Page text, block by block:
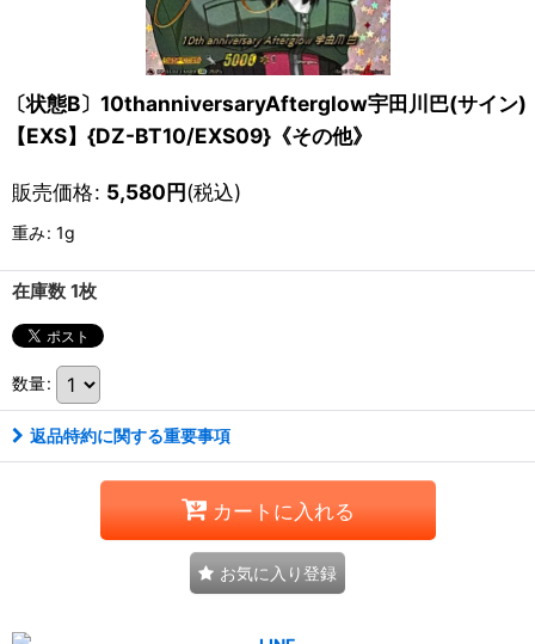
〔状態B〕10thanniversaryAfterglow宇田川巴(サイン)
【EXS】{DZ-BT10/EXS09}《その他》
販売価格: 5,580円(税込)
重み: 1g
在庫数 1枚
数量:
返品特約に関する重要事項
カートに入れる
お気に入り登録